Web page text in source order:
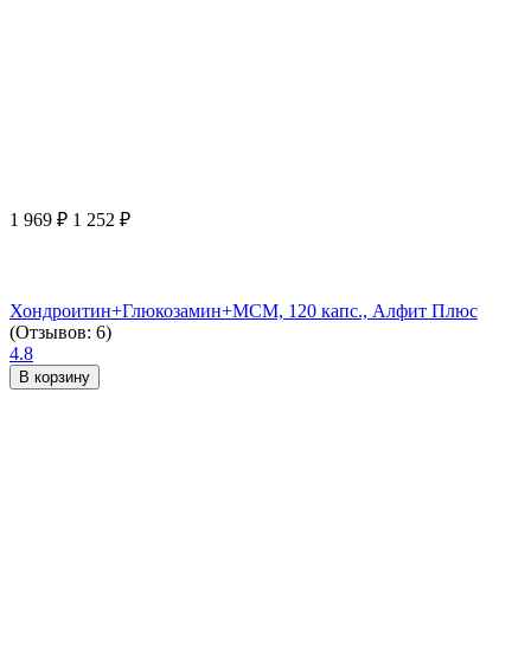
1 969 ₽ 1 252 ₽
Хондроитин+Глюкозамин+МСМ, 120 капс., Алфит Плюс
(Отзывов: 6)
4.8
В корзину